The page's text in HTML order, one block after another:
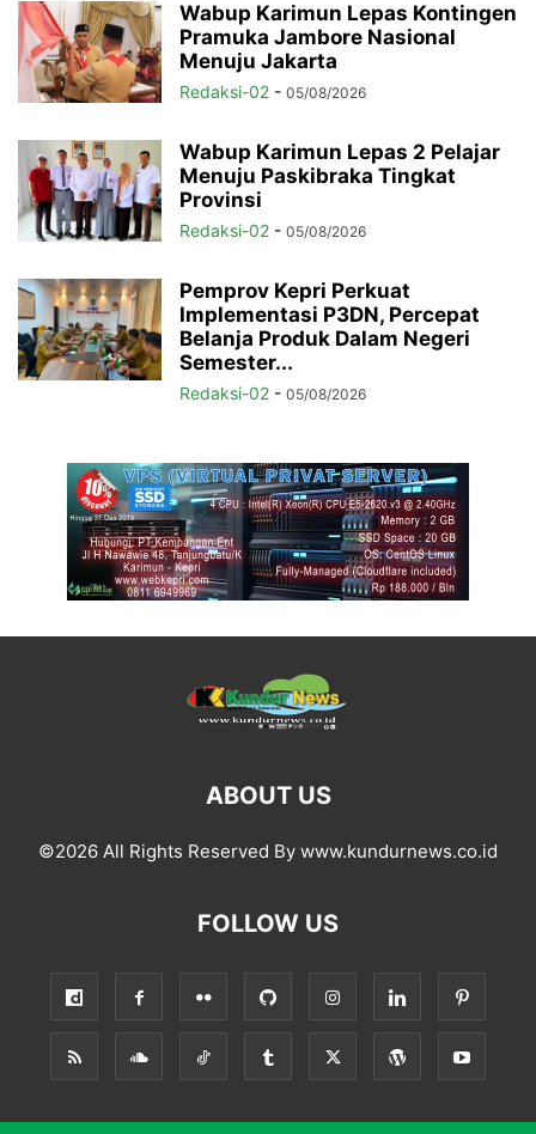
Wabup Karimun Lepas Kontingen
Pramuka Jambore Nasional
Menuju Jakarta
Redaksi-02 - 05/08/2026
Wabup Karimun Lepas 2 Pelajar
Menuju Paskibraka Tingkat
Provinsi
Redaksi-02 - 05/08/2026
Pemprov Kepri Perkuat
Implementasi P3DN, Percepat
Belanja Produk Dalam Negeri
Semester...
Redaksi-02 - 05/08/2026
ABOUT US
©2026 All Rights Reserved By www.kundurnews.co.id
FOLLOW US